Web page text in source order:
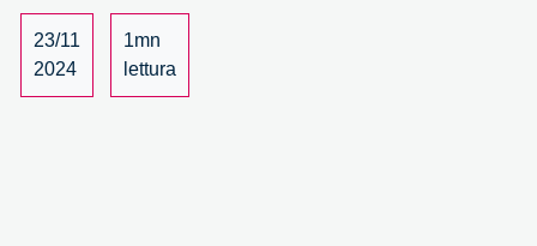
23/11
2024
1mn
lettura